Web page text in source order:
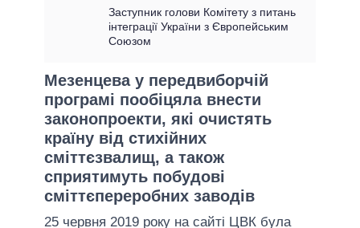
ГОЛОВИ ОБЛАДМІНІСТРАЦІЙ
МЕРИ МІСТ
ПОРІВНЯННЯ ПОЛІТИКІВ
Заступник голови Комітету з питань
інтеграції України з Європейським
Союзом
Мезенцева у передвиборчій
програмі пообіцяла внести
законопроекти, які очистять
країну від стихійних
сміттєзвалищ, а також
сприятимуть побудові
сміттєпереробних заводів
25 червня 2019 року на сайті ЦВК була